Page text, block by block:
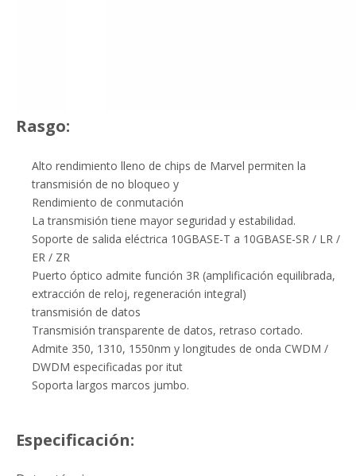
Rasgo:
Alto rendimiento lleno de chips de Marvel permiten la
transmisión de no bloqueo y
Rendimiento de conmutación
La transmisión tiene mayor seguridad y estabilidad.
Soporte de salida eléctrica 10GBASE-T a 10GBASE-SR / LR /
ER / ZR
Puerto óptico admite función 3R (amplificación equilibrada,
extracción de reloj, regeneración integral)
transmisión de datos
Transmisión transparente de datos, retraso cortado.
Admite 350, 1310, 1550nm y longitudes de onda CWDM /
DWDM especificadas por itut
Soporta largos marcos jumbo.
Especificación: